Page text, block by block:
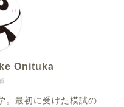
Onituka
。最初に受けた模試の